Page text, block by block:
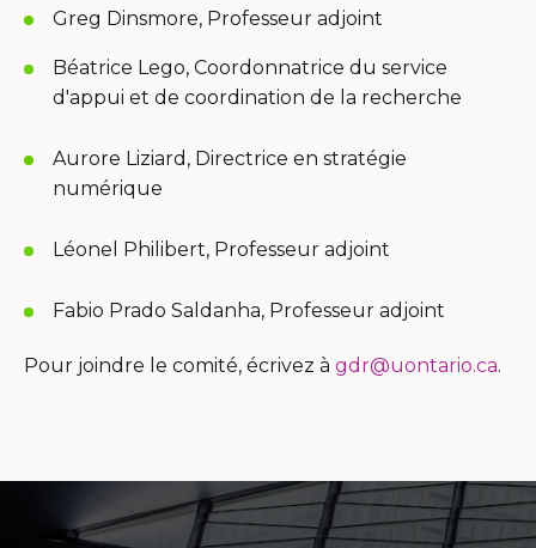
Greg Dinsmore, Professeur adjoint
Béatrice Lego, Coordonnatrice du service
d'appui et de coordination de la recherche
Aurore Liziard, Directrice en stratégie
numérique
Léonel Philibert, Professeur adjoint
Fabio Prado Saldanha, Professeur adjoint
Pour joindre le comité, écrivez à gdr@uontario.ca.